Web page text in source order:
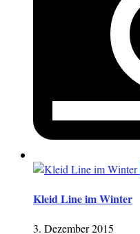
Kleid Line im Winter
3. Dezember 2015